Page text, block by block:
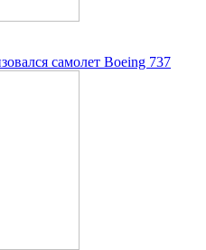
самолет Boeing 737